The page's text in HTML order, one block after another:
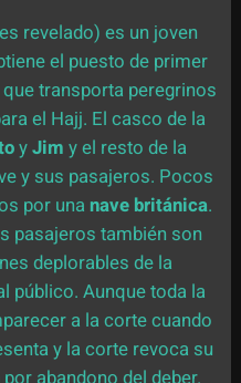
revelado) es un joven
el puesto de primer
que transporta peregrinos
el Hajj. El casco de la
yJim y el resto de la
y sus pasajeros. Pocos
por una nave británica.
pasajeros también son
deplorables de la
público. Aunque toda la
a la corte cuando
y la corte revoca su